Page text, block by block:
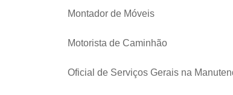
Montador de Móveis
Motorista de Caminhão
Oficial de Serviços Gerais na